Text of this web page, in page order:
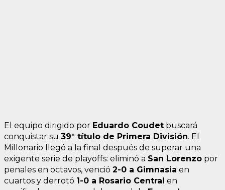
El equipo dirigido por Eduardo Coudet buscará
conquistar su 39° título de Primera División. El
Millonario llegó a la final después de superar una
exigente serie de playoffs: eliminó a San Lorenzo por
penales en octavos, venció 2-0 a Gimnasia en
cuartos y derrotó 1-0 a Rosario Central en